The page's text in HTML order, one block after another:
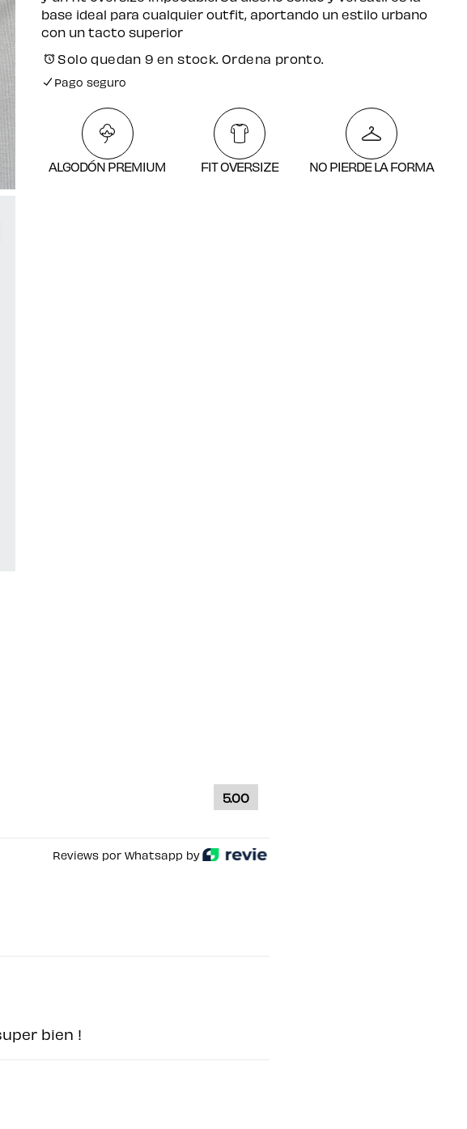
base ideal para cualquier outfit, aportando un estilo urbano
con un tacto superior
Solo quedan 9 en stock. Ordena pronto.
Pago seguro
Pago seguro
ALGODÓN PREMIUM FIT OVERSIZE NO PIERDE LA FORMA
5.00
Reviews por Whatsapp by
bien !